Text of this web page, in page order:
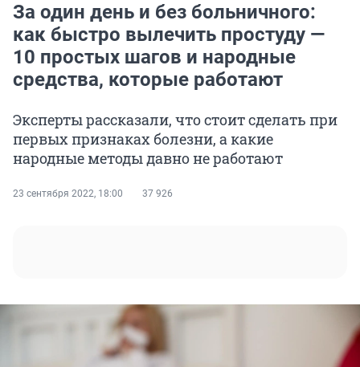
За один день и без больничного:
как быстро вылечить простуду —
10 простых шагов и народные
средства, которые работают
Эксперты рассказали, что стоит сделать при
первых признаках болезни, а какие
народные методы давно не работают
23 сентября 2022, 18:00 37 926